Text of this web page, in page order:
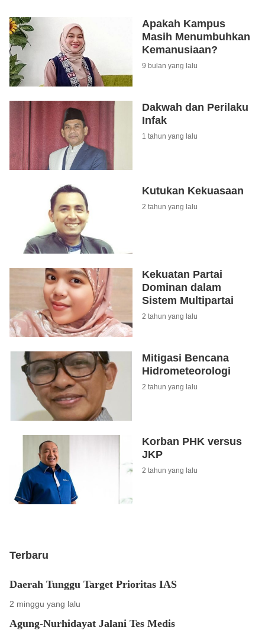
Apakah Kampus
Masih Menumbuhkan
Kemanusiaan?
9 bulan yang lalu
Dakwah dan Perilaku
Infak
1 tahun yang lalu
Kutukan Kekuasaan
2 tahun yang lalu
Kekuatan Partai
Dominan dalam
Sistem Multipartai
2 tahun yang lalu
Mitigasi Bencana
Hidrometeorologi
2 tahun yang lalu
Korban PHK versus
JKP
2 tahun yang lalu
Terbaru
Daerah Tunggu Target Prioritas IAS
2 minggu yang lalu
Agung-Nurhidayat Jalani Tes Medis